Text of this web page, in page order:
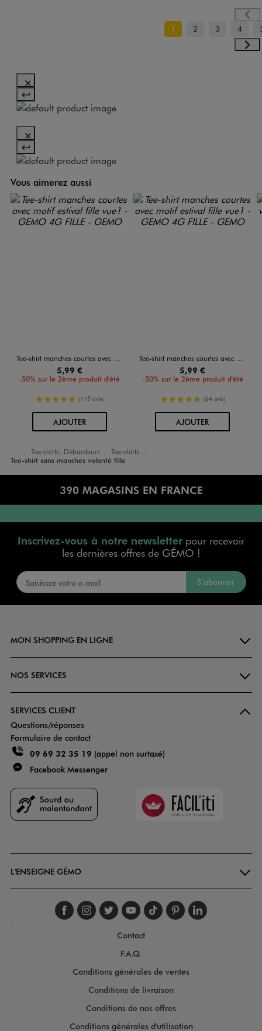
1 2 3 4
Vous aimerez aussi
Tee-shirt manches courtes avec motif estival fille
5,99 €
-50% sur le 2ème produit d'été
5/5 de moyenne
(119 avis)
AJOUTERAU PANIER
Tee-shirt manches courtes avec motif estival fille
5,99 €
-50% sur le 2ème produit d'été
5/5 de moyenne
(64 avis)
AJOUTERAU PANIER
Accueil
Fille
Vêtements
Tee-shirts, Débardeurs
Tee-shirts
Tee-shirt sans manches volanté fille
390 MAGASINS EN FRANCE
Inscrivez-vous à notre newsletterpour recevoir
les dernières offres de GÉMO !
S’abonner
MON SHOPPING EN LIGNE
NOS SERVICES
SERVICES CLIENT
Questions/réponses
Formulaire de contact
09 69 32 35 19 (appel non surtaxé)
Facebook Messenger
Faciliti
L'ENSEIGNE GÉMO
Suivez-nous sur
Suivez-nous sur
Suivez-nous sur
Suivez-nous
Suivez-nous
Suivez-
.
Contact
F.A.Q.
Conditions générales de ventes
Conditions de livraison
Conditions de nos offres
Conditions générales d'utilisation